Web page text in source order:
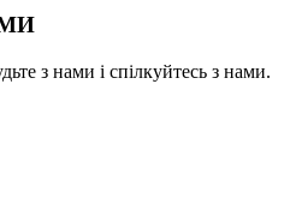
з нами і спілкуйтесь з нами.